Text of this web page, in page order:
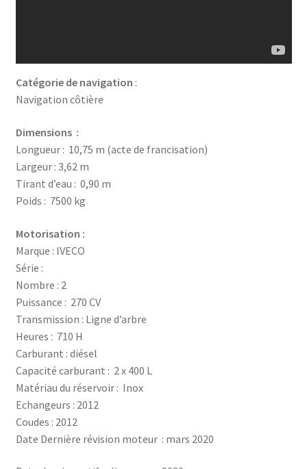
Catégorie de navigation :
Navigation côtière
Dimensions :
Longueur : 10,75 m (acte de francisation)
Largeur : 3,62 m
Tirant d’eau : 0,90 m
Poids : 7500 kg
Motorisation :
Marque : IVECO
Série :
Nombre : 2
Puissance : 270 CV
Transmission : Ligne d’arbre
Heures : 710 H
Carburant : diésel
Capacité carburant : 2 x 400 L
Matériau du réservoir : Inox
Echangeurs : 2012
Coudes : 2012
Date Dernière révision moteur : mars 2020